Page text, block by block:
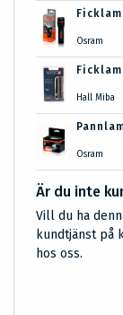
Osram
Hall Miba
Osram
Är du inte
Vill du ha
kundtjänst på
hos oss.